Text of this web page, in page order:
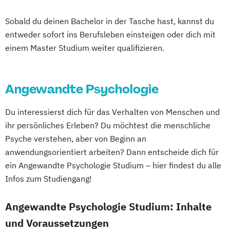
Sobald du deinen Bachelor in der Tasche hast, kannst du
entweder sofort ins Berufsleben einsteigen oder dich mit
einem Master Studium weiter qualifizieren.
Angewandte Psychologie
Du interessierst dich für das Verhalten von Menschen und
ihr persönliches Erleben? Du möchtest die menschliche
Psyche verstehen, aber von Beginn an
anwendungsorientiert arbeiten? Dann entscheide dich für
ein Angewandte Psychologie Studium – hier findest du alle
Infos zum Studiengang!
Angewandte Psychologie Studium: Inhalte
und Voraussetzungen